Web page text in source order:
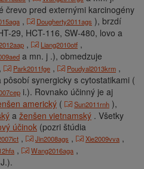
črevo pred externými karcinogény
, Dougherty2011ags ), brzdí
29, HCT-116, SW-480, lovo a
, Liang2010otf ,
a mn. j .), obmedzuje
, Park2011fge , Poudyal2013krm ,
pôsobí synergicky s cytostatikami (
i.). Rovnako účinný je aj
americký ( Sun2011rnh ),
a ženšen vietnamský . Všetky
účinok (pozri štúdia
, Jin2008ags , Xie2009vva ,
, Wang2016aga ,